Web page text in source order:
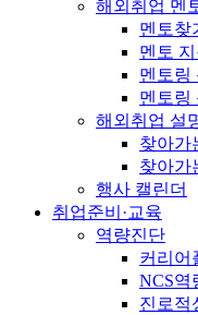
해외취업 멘
멘토찾
멘토 지
멘토링
멘토링
해외취업 설
찾아가
찾아가
행사 캘린더
취업준비·교육
역량진단
커리어
NCS역
진로적